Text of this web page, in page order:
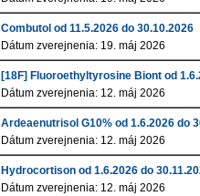
Combutol od 11.5.2026 do 30.10.2026
Dátum zverejnenia: 19. máj 2026
[18F] Fluoroethyltyrosine Biont od
Dátum zverejnenia: 12. máj 2026
Ardeaenutrisol G10% od 1.6.2026 do
Dátum zverejnenia: 12. máj 2026
Hydrocortison od 1.6.2026 do
Dátum zverejnenia: 12. máj 2026